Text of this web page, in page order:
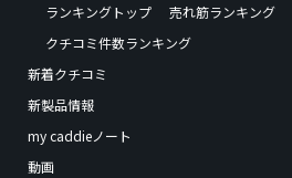
ランキングトップ
売れ筋ランキング
クチコミ件数ランキング
新着クチコミ
新製品情報
my caddieノート
動画